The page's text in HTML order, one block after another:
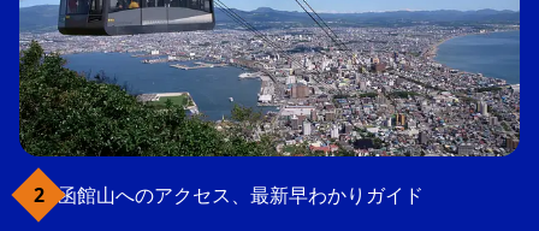
函館山へのアクセス、最新早わかりガイド